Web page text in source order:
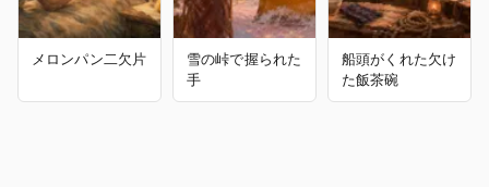
メロンパン二欠片
雪の峠で握られた
手
船頭がくれた欠け
た飯茶碗